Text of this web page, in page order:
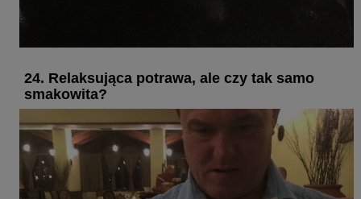
24. Relaksująca potrawa, ale czy tak samo
smakowita?